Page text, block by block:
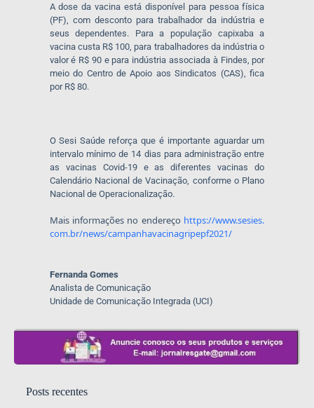
A dose da vacina está disponível para pessoa física
(PF), com desconto para trabalhador da indústria e
seus dependentes. Para a população capixaba a
vacina custa R$ 100, para trabalhadores da indústria o
valor é R$ 90 e para indústria associada à Findes, por
meio do Centro de Apoio aos Sindicatos (CAS), fica
por R$ 80.
O Sesi Saúde reforça que é importante aguardar um
intervalo mínimo de 14 dias para administração entre
as vacinas Covid-19 e as diferentes vacinas do
Calendário Nacional de Vacinação, conforme o Plano
Nacional de Operacionalização.
Mais informações no endereço https://www.sesies.
com.br/news/campanhavacinagripepf2021/
Fernanda Gomes
Analista de Comunicação
Unidade de Comunicação Integrada (UCI)
Posts recentes